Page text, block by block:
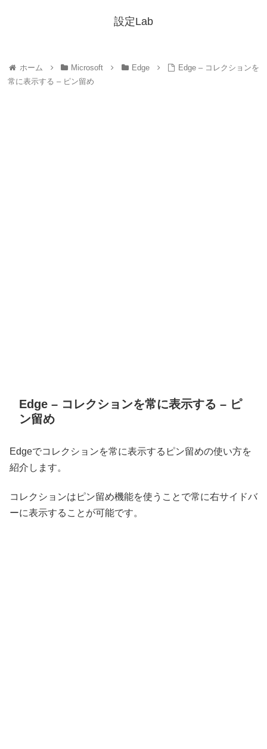
設定Lab
ホーム Microsoft Edge
Edge – コレクションを
常に表示する – ピン留め
Edge – コレクションを常に表示する – ピ
ン留め
Edgeでコレクションを常に表示するピン留めの使い方を
紹介します。
コレクションはピン留め機能を使うことで常に右サイドバ
ーに表示することが可能です。